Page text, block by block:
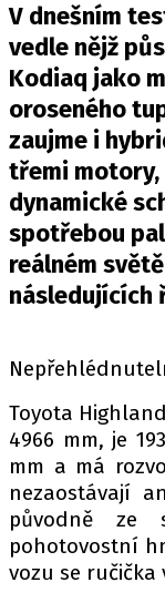
V dnešním
vedle nějž
Kodiaq jako
oroseného
zaujme i
třemi
dynamické
spotřebou
reálném
následujících
Toyota
4966 mm, je
mm a má
nezaostávají
původně ze
pohotovostní
vozu se ručička